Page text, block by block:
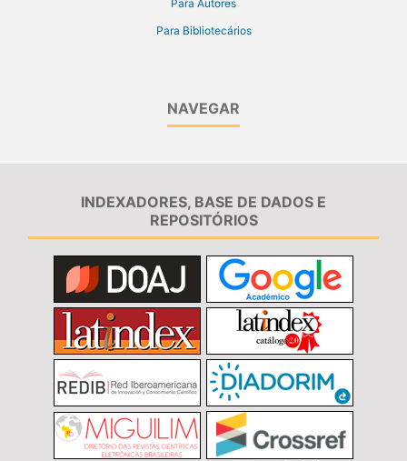
Para Autores
Para Bibliotecários
NAVEGAR
INDEXADORES, BASE DE DADOS E
REPOSITÓRIOS